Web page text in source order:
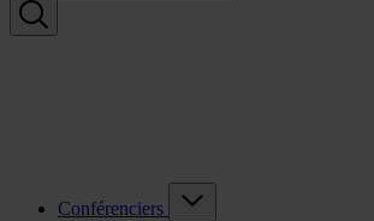
Conférenciers